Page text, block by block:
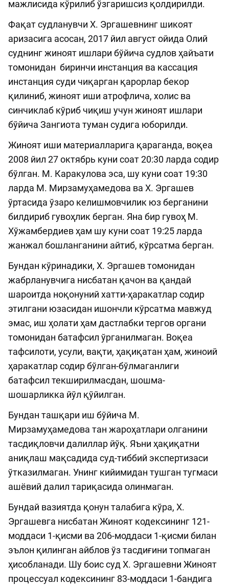
мажлисида кўрилиб ўзгаришсиз қолдирилди.
Фақат судланувчи Х. Эргашевнинг шикоят
аризасига асосан, 2017 йил август ойи­да Олий
суднинг жиноят ишлари бўйича судлов ҳайъати
томонидан биринчи инстанция ва кассация
инстанция суди чиқарган қарорлар бекор
қилиниб, жиноят иши атрофлича, хо­лис ва
синчиклаб кўриб чиқиш учун жиноят ишлари
бўйича Зангиота туман судига юборилди.
Жиноят иши материалларига қараганда, воқеа
2008 йил 27 октябрь куни соат 20:30 ларда содир
бўлган. М. Каракулова эса, шу куни соат 19:30
ларда М. Мирзамуҳамедова ва Х. Эргашев
ўртасида ўзаро келишмовчилик юз берганини
билдириб гувоҳлик берган. Яна бир гувоҳ М.
Хўжамбердиев ҳам шу куни соат 19:25 ларда
жанжал бошланганини айтиб, кўрсатма берган.
Бундан кўринадики, Х. Эргашев томонидан
жабрланувчига нисбатан қачон ва қандай
шароитда ноқонуний хатти-ҳа­ракатлар содир
этилгани юзасидан ишончли кўрсатма мавжуд
эмас, иш ҳо­лати ҳам дастлабки тергов органи
томонидан батафсил ўрганилмаган. Во­қеа
тафсилоти, усули, вақти, ҳақиқатан ҳам, жиноий
ҳаракатлар содир бўл­ган-бўлмаганлиги
батафсил текширилмасдан, шошма-
шошарликка йўл қўйилган.
Бундан ташқари иш бўйича М.
Мирзамуҳамедова тан жароҳатлари олганини
тасдиқловчи далиллар йўқ. Яъни ҳа­қи­қатни
аниқлаш мақсадида суд-тиббий экспертизаси
ўтказилмаган. Унинг кийимидан тушган тугмаси
ашёвий далил тариқасида олинмаган.
Бундай вазиятда қонун талабига кў­ра, Х.
Эргашевга нисбатан Жиноят кодексининг 121-
моддаси 1-қисми ва 206-моддаси 1-қисми билан
эълон қилинган айблов ўз тасдиғини топмаган
ҳисобланади. Шу боис суд Х. Эргашевни Жиноят
процессуал кодексининг 83-моддаси 1-бандига